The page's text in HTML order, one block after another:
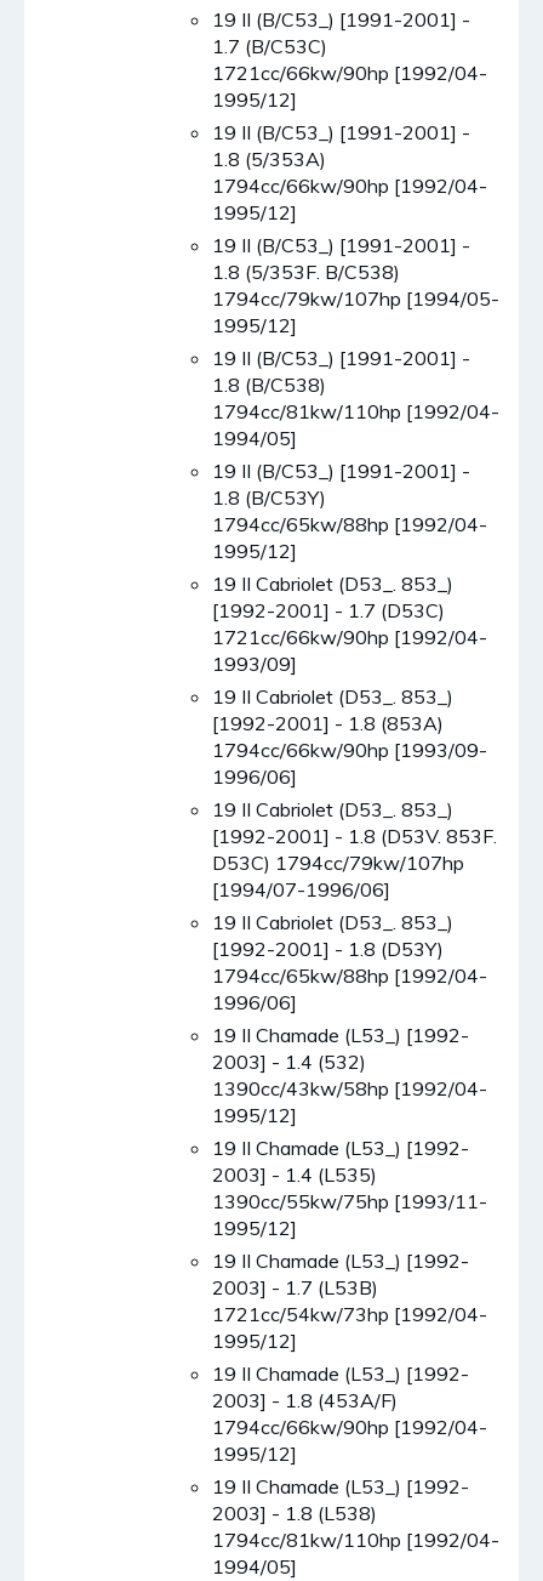
19 II (B/C53_) [1991-2001] -
1.7 (B/C53C)
1721cc/66kw/90hp [1992/04-
1995/12]
19 II (B/C53_) [1991-2001] -
1.8 (5/353A)
1794cc/66kw/90hp [1992/04-
1995/12]
19 II (B/C53_) [1991-2001] -
1.8 (5/353F. B/C538)
1794cc/79kw/107hp [1994/05-
1995/12]
19 II (B/C53_) [1991-2001] -
1.8 (B/C538)
1794cc/81kw/110hp [1992/04-
1994/05]
19 II (B/C53_) [1991-2001] -
1.8 (B/C53Y)
1794cc/65kw/88hp [1992/04-
1995/12]
19 II Cabriolet (D53_. 853_)
[1992-2001] - 1.7 (D53C)
1721cc/66kw/90hp [1992/04-
1993/09]
19 II Cabriolet (D53_. 853_)
[1992-2001] - 1.8 (853A)
1794cc/66kw/90hp [1993/09-
1996/06]
19 II Cabriolet (D53_. 853_)
[1992-2001] - 1.8 (D53V. 853F.
D53C) 1794cc/79kw/107hp
[1994/07-1996/06]
19 II Cabriolet (D53_. 853_)
[1992-2001] - 1.8 (D53Y)
1794cc/65kw/88hp [1992/04-
1996/06]
19 II Chamade (L53_) [1992-
2003] - 1.4 (532)
1390cc/43kw/58hp [1992/04-
1995/12]
19 II Chamade (L53_) [1992-
2003] - 1.4 (L535)
1390cc/55kw/75hp [1993/11-
1995/12]
19 II Chamade (L53_) [1992-
2003] - 1.7 (L53B)
1721cc/54kw/73hp [1992/04-
1995/12]
19 II Chamade (L53_) [1992-
2003] - 1.8 (453A/F)
1794cc/66kw/90hp [1992/04-
1995/12]
19 II Chamade (L53_) [1992-
2003] - 1.8 (L538)
1794cc/81kw/110hp [1992/04-
1994/05]